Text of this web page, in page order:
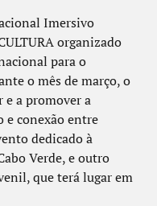
Imersivo
organizado
para o
o mês de março, o
a promover a
conexão entre
dedicado à
Verde, e outro
que terá lugar em